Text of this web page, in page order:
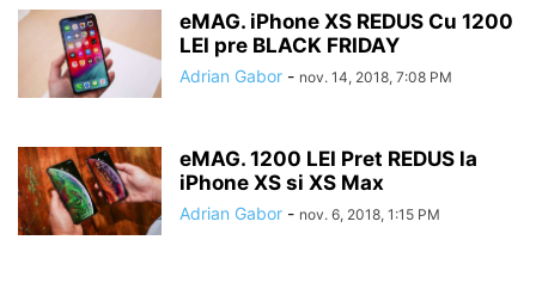
eMAG. iPhone XS REDUS Cu 1200
LEI pre BLACK FRIDAY
Adrian Gabor - nov. 14, 2018, 7:08 PM
eMAG. 1200 LEI Pret REDUS la
iPhone XS si XS Max
Adrian Gabor - nov. 6, 2018, 1:15 PM